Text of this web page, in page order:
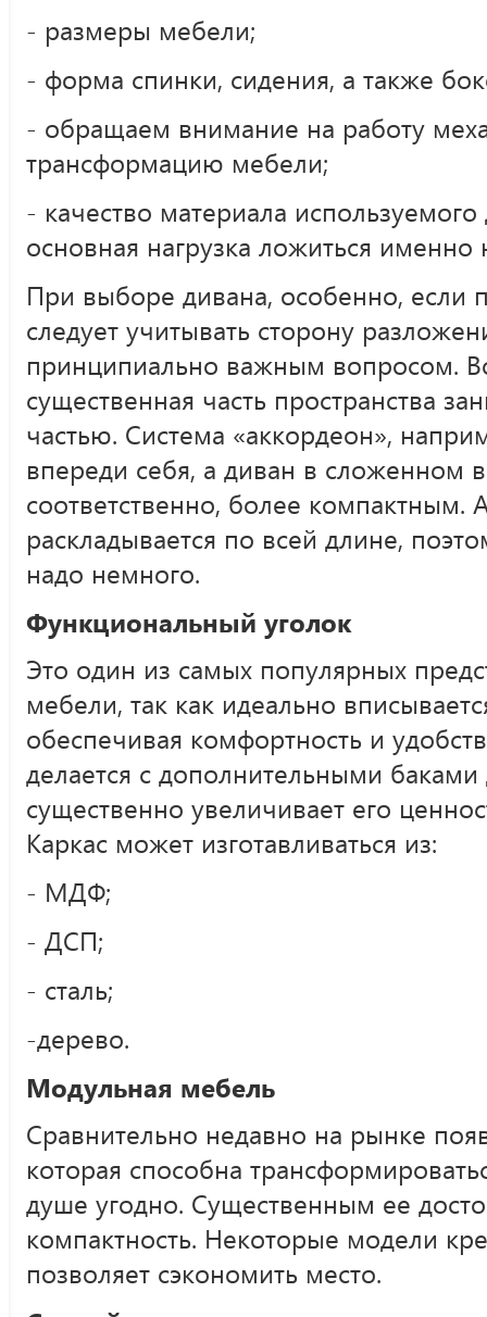
- размеры мебели;
- форма спинки, сидения, а также
- обращаем внимание на работу
трансформацию мебели;
- качество материала
основная нагрузка ложиться именно
При выборе дивана, особенно, если
следует учитывать сторону
принципиально важным вопросом.
существенная часть пространства
частью. Система «аккордеон»,
впереди себя, а диван в сложенном
соответственно, более компактным.
раскладывается по всей длине,
надо немного.
Функциональный уголок
Это один из самых популярных
мебели, так как идеально
обеспечивая комфортность и
делается с дополнительными
существенно увеличивает его
Каркас может изготавливаться из:
- МДФ;
- ДСП;
- сталь;
-дерево.
Модульная мебель
Сравнительно недавно на рынке
которая способна
душе угодно. Существенным ее
компактность. Некоторые модели
позволяет сэкономить место.